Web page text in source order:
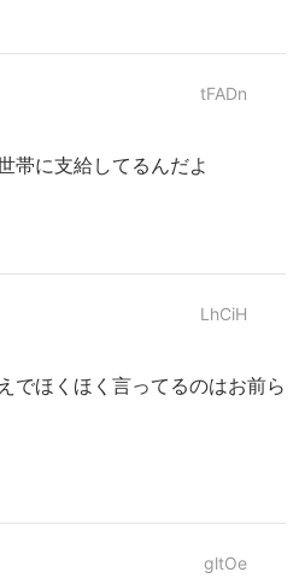
tFADn
帯に支給してるんだよ
LhCiH
でほくほく言ってるのはお前ら
gltOe